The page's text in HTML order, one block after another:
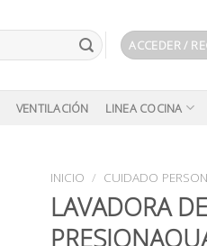
ACCEDER /
VENTILACIÓN LINEA COCINA
INICIO / CUIDADO
LAVADORA